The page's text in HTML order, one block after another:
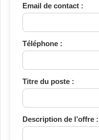
Email de contact :
Téléphone :
Titre du poste :
Description de l’offre :